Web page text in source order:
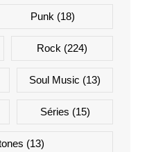
Punk (18)
Rock (224)
Soul Music (13)
Séries (15)
(13)